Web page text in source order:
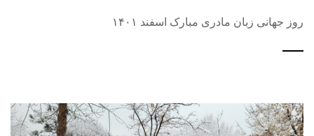
روز جهانی زبان مادری مبارک اسفند ۱۴۰۱